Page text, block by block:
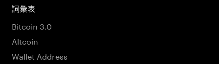
詞彙表
Bitcoin 3.0
Altcoin
Wallet Address